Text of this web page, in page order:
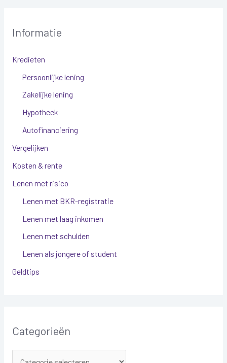
Informatie
Kredieten
Persoonlijke lening
Zakelijke lening
Hypotheek
Autofinanciering
Vergelijken
Kosten & rente
Lenen met risico
Lenen met BKR-registratie
Lenen met laag inkomen
Lenen met schulden
Lenen als jongere of student
Geldtips
Categorieën